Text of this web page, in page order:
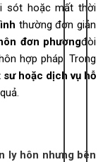
sót hoặc mất thời
thường đơn giản
đơn phươngđòi
hợp pháp. Trong
sư hoặc dịch vụ hỗ
ly hôn nhưng bên